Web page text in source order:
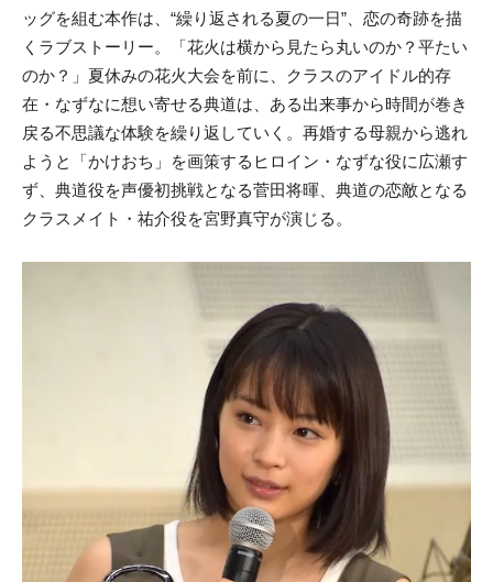
ッグを組む本作は、“繰り返される夏の一日”、恋の奇跡を描
くラブストーリー。
「花火は横から見たら丸いのか？平たい
のか？」夏休みの花火大会を前に、
クラスのアイドル的存
在・なずなに想い寄せる典道は、ある出来事から時間が巻き
戻る不思議な体験を繰り返していく。再婚する母親から逃れ
ようと「かけおち」を画策するヒロイン・なずな役に広瀬す
ず、典道役を声優初挑戦となる菅田将暉、典道の恋敵となる
クラスメイト・祐介役を宮野真守が演じる。